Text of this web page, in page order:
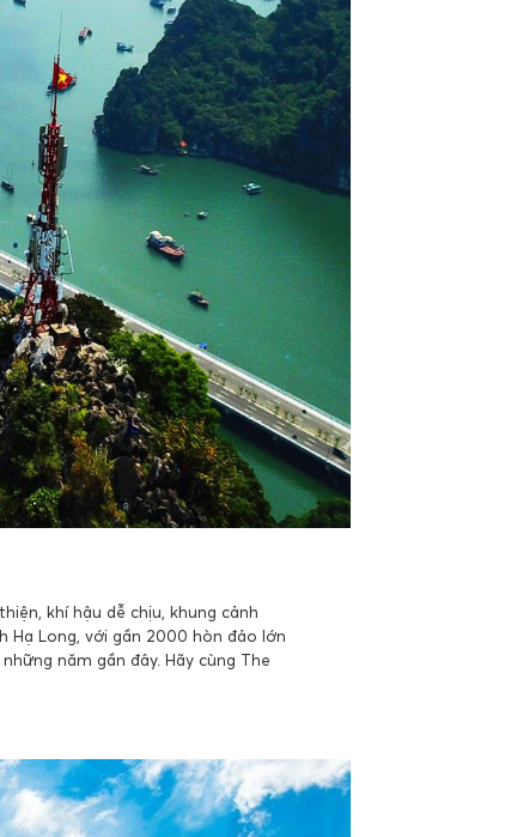
khí hậu dễ chịu, khung cảnh
Hạ Long, với gần 2000 hòn đảo lớn
năm gần đây. Hãy cùng The